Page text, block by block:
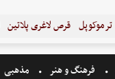
ترموکوپل قرص لاغری پلاتین
فرهنگ و هنر مذهبی